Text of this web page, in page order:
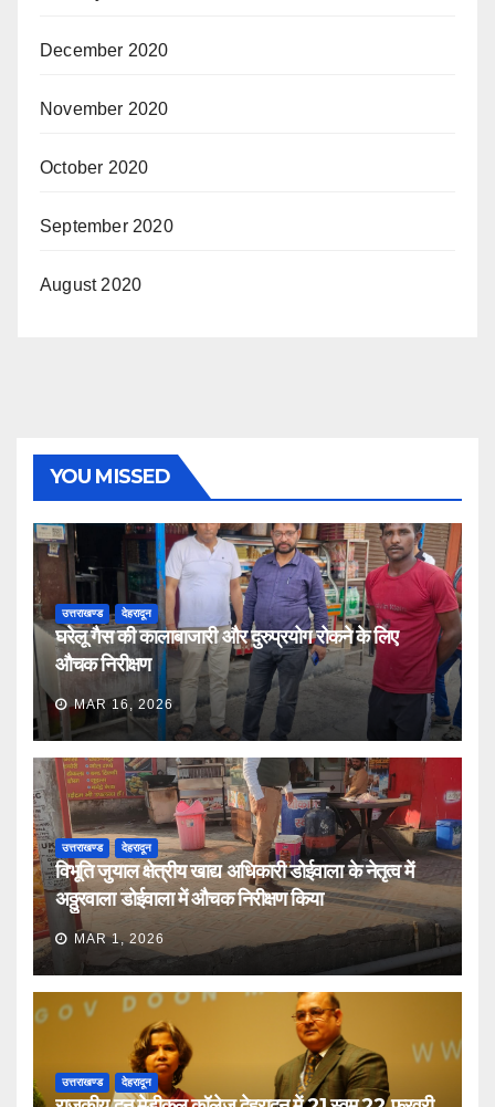
December 2020
November 2020
October 2020
September 2020
August 2020
YOU MISSED
उत्तराखण्ड देहरादून
घरेलू गैस की कालाबाजारी और दुरुप्रयोग रोकने के लिए
औचक निरीक्षण
MAR 16, 2026
उत्तराखण्ड देहरादून
विभूति जुयाल क्षेत्रीय खाद्य अधिकारी डोईवाला के नेतृत्व में
अठ्ठुरवाला डोईवाला में औचक निरीक्षण किया
MAR 1, 2026
उत्तराखण्ड देहरादून